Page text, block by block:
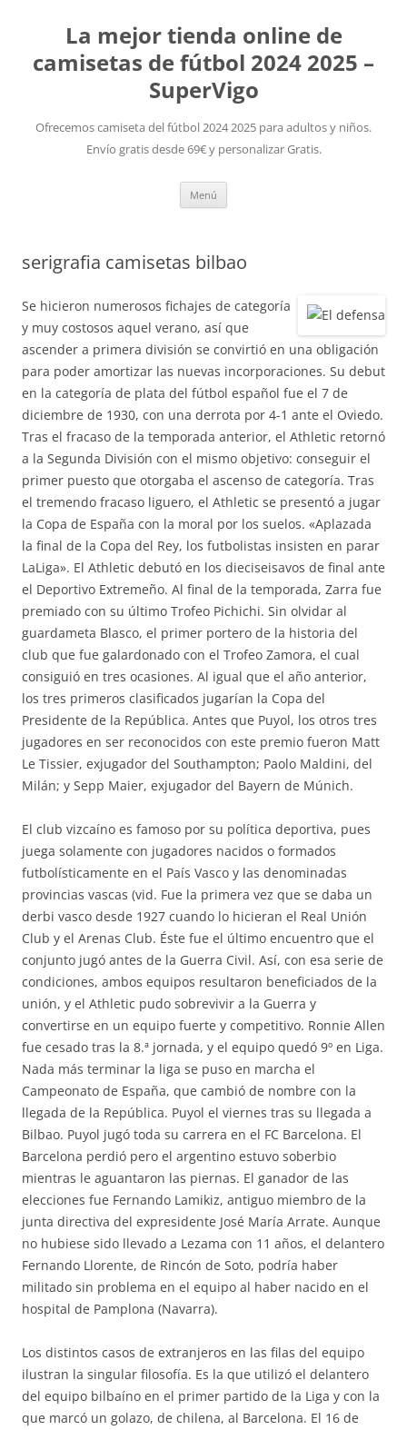
La mejor tienda online de
camisetas de fútbol 2024 2025 –
SuperVigo
Ofrecemos camiseta del fútbol 2024 2025 para adultos y niños.
Envío gratis desde 69€ y personalizar Gratis.
Menú
serigrafia camisetas bilbao
Se hicieron numerosos fichajes de categoría
y muy costosos aquel verano, así que
ascender a primera división se convirtió en una obligación
para poder amortizar las nuevas incorporaciones. Su debut
en la categoría de plata del fútbol español fue el 7 de
diciembre de 1930, con una derrota por 4-1 ante el Oviedo.
Tras el fracaso de la temporada anterior, el Athletic retornó
a la Segunda División con el mismo objetivo: conseguir el
primer puesto que otorgaba el ascenso de categoría. Tras
el tremendo fracaso liguero, el Athletic se presentó a jugar
la Copa de España con la moral por los suelos. «Aplazada
la final de la Copa del Rey, los futbolistas insisten en parar
LaLiga». El Athletic debutó en los dieciseisavos de final ante
el Deportivo Extremeño. Al final de la temporada, Zarra fue
premiado con su último Trofeo Pichichi. Sin olvidar al
guardameta Blasco, el primer portero de la historia del
club que fue galardonado con el Trofeo Zamora, el cual
consiguió en tres ocasiones. Al igual que el año anterior,
los tres primeros clasificados jugarían la Copa del
Presidente de la República. Antes que Puyol, los otros tres
jugadores en ser reconocidos con este premio fueron Matt
Le Tissier, exjugador del Southampton; Paolo Maldini, del
Milán; y Sepp Maier, exjugador del Bayern de Múnich.
El club vizcaíno es famoso por su política deportiva, pues
juega solamente con jugadores nacidos o formados
futbolísticamente en el País Vasco y las denominadas
provincias vascas (vid. Fue la primera vez que se daba un
derbi vasco desde 1927 cuando lo hicieran el Real Unión
Club y el Arenas Club. Éste fue el último encuentro que el
conjunto jugó antes de la Guerra Civil. Así, con esa serie de
condiciones, ambos equipos resultaron beneficiados de la
unión, y el Athletic pudo sobrevivir a la Guerra y
convertirse en un equipo fuerte y competitivo. Ronnie Allen
fue cesado tras la 8.ª jornada, y el equipo quedó 9º en Liga.
Nada más terminar la liga se puso en marcha el
Campeonato de España, que cambió de nombre con la
llegada de la República. Puyol el viernes tras su llegada a
Bilbao. Puyol jugó toda su carrera en el FC Barcelona. El
Barcelona perdió pero el argentino estuvo soberbio
mientras le aguantaron las piernas. El ganador de las
elecciones fue Fernando Lamikiz, antiguo miembro de la
junta directiva del expresidente José María Arrate. Aunque
no hubiese sido llevado a Lezama con 11 años, el delantero
Fernando Llorente, de Rincón de Soto, podría haber
militado sin problema en el equipo al haber nacido en el
hospital de Pamplona (Navarra).
Los distintos casos de extranjeros en las filas del equipo
ilustran la singular filosofía. Es la que utilizó el delantero
del equipo bilbaíno en el primer partido de la Liga y con la
que marcó un golazo, de chilena, al Barcelona. El 16 de